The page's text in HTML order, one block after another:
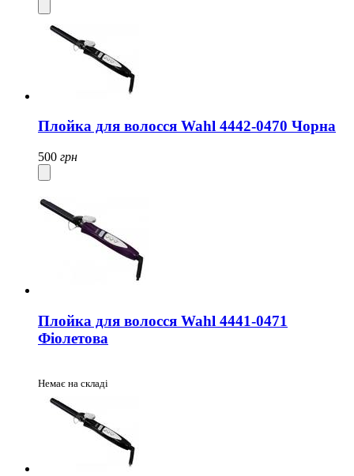
Плойка для волосся Wahl 4442-0470 Чорна
500 грн
Плойка для волосся Wahl 4441-0471
Фіолетова
Немає на складі